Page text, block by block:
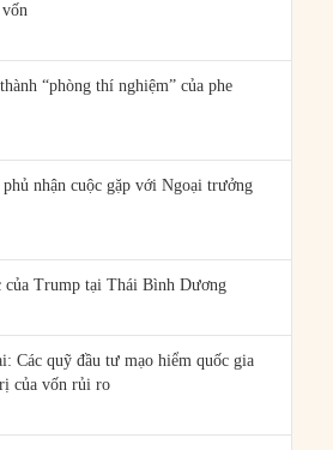
“phòng thí nghiệm” của phe
nhận cuộc gặp với Ngoại trưởng
Trump tại Thái Bình Dương
Các quỹ đầu tư mạo hiểm quốc gia
của vốn rủi ro